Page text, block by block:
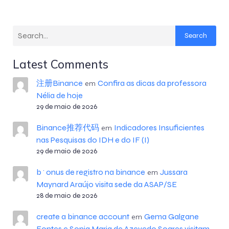
Search
Latest Comments
注册Binance em Confira as dicas da professora
Nélia de hoje
29 de maio de 2026
Binance推荐代码em Indicadores Insuficientes
nas Pesquisas do IDH e do IF (I)
29 de maio de 2026
b^onus de registro na binance em Jussara
Maynard Araújo visita sede da ASAP/SE
28 de maio de 2026
create a binance accountem Gema Galgane